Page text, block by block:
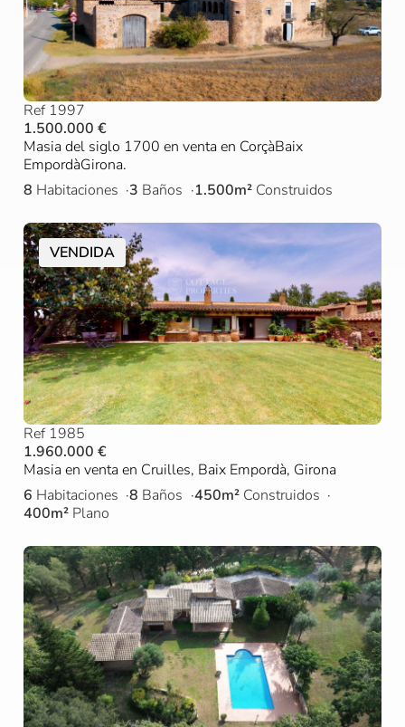
Ref 1997
1.500.000 €
Masia del siglo 1700 en venta en CorçàBaix
EmpordàGirona.
8 Habitaciones 3 Baños 1.500m² Construidos
VENDIDA
Ref 1985
1.960.000 €
Masia en venta en Cruilles, Baix Empordà, Girona
6 Habitaciones 8 Baños 450m² Construidos
400m² Plano